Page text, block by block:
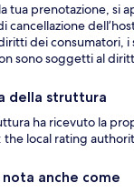
tua prenotazione, si
cancellazione
dei consumatori,
sono soggetti al
della struttura
ha ricevuto la
the local rating
anche come